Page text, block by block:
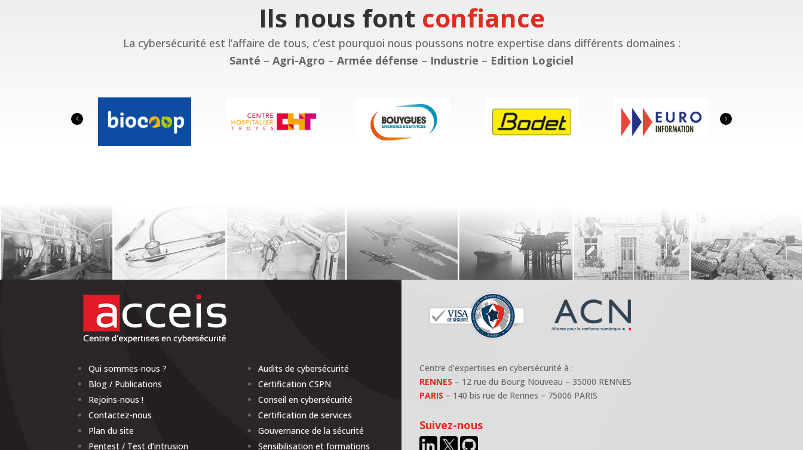
Ils nous font confiance
La cybersécurité est l’affaire de tous, c’est pourquoi nous poussons notre expertise dans différents domaines :
Santé – Agri-Agro – Armée défense – Industrie – Edition Logiciel
Qui sommes-nous ?
Blog / Publications
Rejoins-nous !
Contactez-nous
Plan du site
Pentest / Test d’intrusion
Audits de cybersécurité
Certification CSPN
Conseil en cybersécurité
Certification de services
Gouvernance de la sécurité
Sensibilisation et formations
Centre d’expertises en cybersécurité à :
RENNES – 12 rue du Bourg Nouveau – 35000 RENNES
PARIS – 140 bis rue de Rennes – 75006 PARIS
Suivez-nous